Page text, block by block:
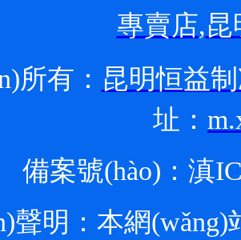
專賣店,昆
所有： 昆明恒益
址：
備案號(hào)： 滇
聲明：本網